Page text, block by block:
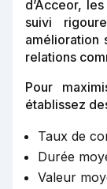
d’Acceor,
suivi
amélioration
relations
Pour
établissez
Taux de
Durée
Valeur